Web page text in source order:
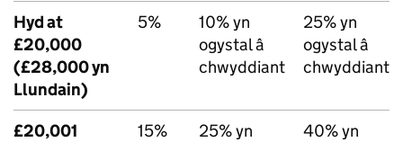
Hyd at
£20,000
(£28,000 yn
Llundain)
5%
10% yn
ogystal â
chwyddiant
25% yn
ogystal â
chwyddiant
£20,001
15%
25% yn
40% yn